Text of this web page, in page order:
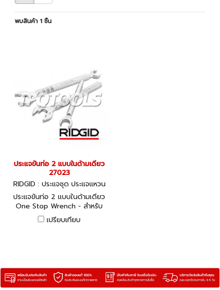
พบสินค้า 1 ชิ้น
ประแจขันท่อ 2 แบบในด้ามเดียว
27023
RIDGID : ประแจชุด ประแจแหวน
-ปากตาย 27023
ประแจขันท่อ 2 แบบในด้ามเดียว
One Stop Wrench - สำหรับ
ขันข้อต่าง ๆ หรือ น๊อต ให้แน่น
ยิ่งขึ้น ด้วยประแจ 2 ชิ้นในด้าม
เปรียบเทียบ